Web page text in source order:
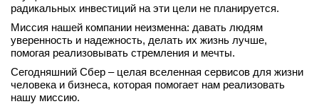
вконтакте
телеграм
Стать автором
Вход
радикальных инвестиций на эти цели не планируется.
Миссия нашей компании неизменна: давать людям
уверенность и надежность, делать их жизнь лучше,
помогая реализовывать стремления и мечты.
Сегодняшний Сбер – целая вселенная сервисов для жизни
человека и бизнеса, которая помогает нам реализовать
нашу миссию.